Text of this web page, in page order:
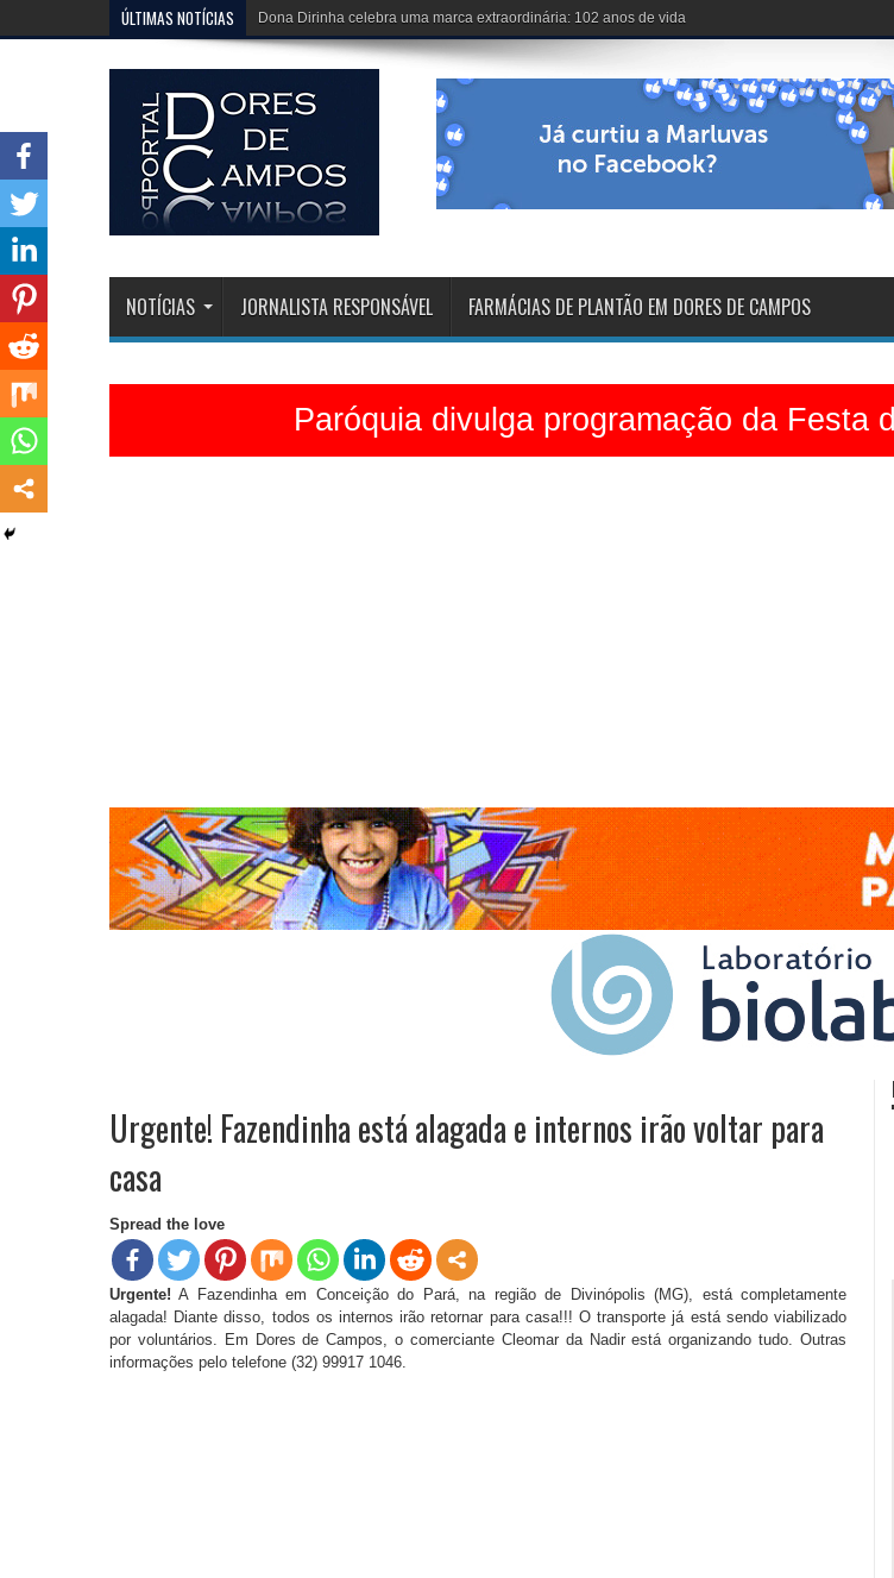
ÚLTIMAS NOTÍCIAS Igreja Matriz está belíssima e celebrações voltarão na sexta-feira
NOTÍCIAS JORNALISTA RESPONSÁVEL FARMÁCIAS DE PLANTÃO EM DORES DE CAMPOS
Paróquia divulga programação da Festa
Urgente! Fazendinha está alagada e internos irão voltar para
casa
Spread the love
Urgente! A Fazendinha em Conceição do Pará, na região de Divinópolis (MG), está completamente
alagada! Diante disso, todos os internos irão retornar para casa!!! O transporte já está sendo viabilizado
por voluntários. Em Dores de Campos, o comerciante Cleomar da Nadir está organizando tudo. Outras
informações pelo telefone (32) 99917 1046.